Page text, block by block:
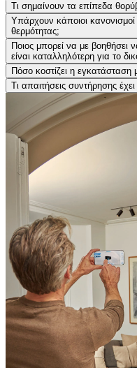
Τι σημαίνουν τα επίπεδα
Υπάρχουν κάποιοι
θερμότητας;
Ποιος μπορεί να με βοηθήσει
είναι καταλληλότερη για το
Πόσο κοστίζει η εγκατάσταση
Τι απαιτήσεις συντήρησης